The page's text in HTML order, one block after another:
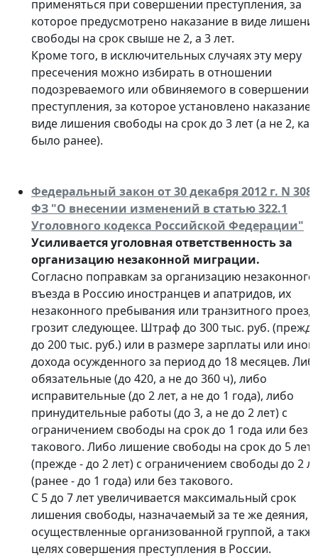
применяться при совершении преступления, за
которое предусмотрено наказание в виде
свободы на срок свыше не 2, а 3 лет.
Кроме того, в исключительных случаях эту меру
пресечения можно избирать в отношении
подозреваемого или обвиняемого в совершении
преступления, за которое установлено наказание
виде лишения свободы на срок до 3 лет (а не 2, как
было ранее).
Федеральный закон от 30 декабря 2012 г. N 308-
ФЗ "О внесении изменений в статью 322.1
Уголовного кодекса Российской Федерации"
Усиливается уголовная ответственность за
организацию незаконной миграции.
Согласно поправкам за организацию незаконного
въезда в Россию иностранцев и апатридов, их
незаконного пребывания или транзитного
грозит следующее. Штраф до 300 тыс. руб.
до 200 тыс. руб.) или в размере зарплаты или
дохода осужденного за период до 18 месяцев.
обязательные (до 420, а не до 360 ч), либо
исправительные (до 2 лет, а не до 1 года), либо
принудительные работы (до 3, а не до 2 лет) с
ограничением свободы на срок до 1 года или без
такового. Либо лишение свободы на срок до 5 лет
(прежде - до 2 лет) с ограничением свободы до 2
(ранее - до 1 года) или без такового.
С 5 до 7 лет увеличивается максимальный срок
лишения свободы, назначаемый за те же деяния,
осуществленные организованной группой, а
целях совершения преступления в России.